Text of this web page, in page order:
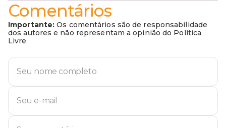
Comentários
Importante: Os comentários são de responsabilidade
dos autores e não representam a opinião do Política
Livre